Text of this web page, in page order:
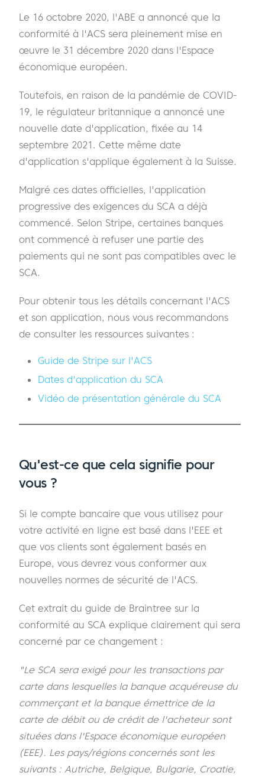
Le 16 octobre 2020, l'ABE a annoncé que la
conformité à l'ACS sera pleinement mise en
œuvre le 31 décembre 2020 dans l'Espace
économique européen.
Toutefois, en raison de la pandémie de COVID-
19, le régulateur britannique a annoncé une
nouvelle date d'application, fixée au 14
septembre 2021. Cette même date
d'application s'applique également à la Suisse.
Malgré ces dates officielles, l'application
progressive des exigences du SCA a déjà
commencé. Selon Stripe, certaines banques
ont commencé à refuser une partie des
paiements qui ne sont pas compatibles avec le
SCA.
Pour obtenir tous les détails concernant l'ACS
et son application, nous vous recommandons
de consulter les ressources suivantes :
Guide de Stripe sur l'ACS
Dates d'application du SCA
Vidéo de présentation générale du SCA
Qu'est-ce que cela signifie pour
vous ?
Si le compte bancaire que vous utilisez pour
votre activité en ligne est basé dans l'EEE et
que vos clients sont également basés en
Europe, vous devrez vous conformer aux
nouvelles normes de sécurité de l'ACS.
Cet extrait du guide de Braintree sur la
conformité au SCA explique clairement qui sera
concerné par ce changement :
"Le SCA sera exigé pour les transactions par
carte dans lesquelles la banque acquéreuse du
commerçant et la banque émettrice de la
carte de débit ou de crédit de l'acheteur sont
situées dans l'Espace économique européen
(EEE). Les pays/régions concernés sont les
suivants : Autriche, Belgique, Bulgarie, Croatie,